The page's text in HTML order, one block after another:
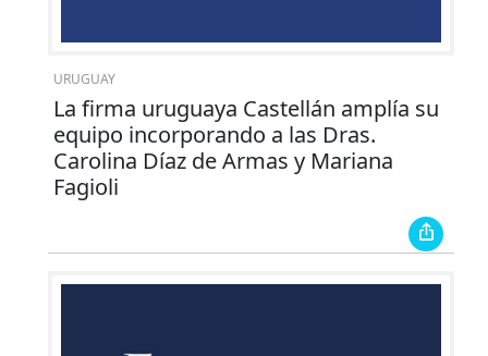
URUGUAY
La firma uruguaya Castellán amplía su
equipo incorporando a las Dras.
Carolina Díaz de Armas y Mariana
Fagioli